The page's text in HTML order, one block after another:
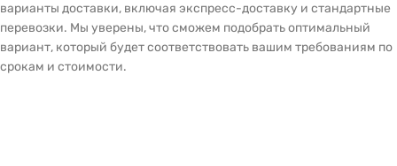
варианты доставки, включая экспресс-доставку и стандартные
перевозки. Мы уверены, что сможем подобрать оптимальный
вариант, который будет соответствовать вашим требованиям по
срокам и стоимости.